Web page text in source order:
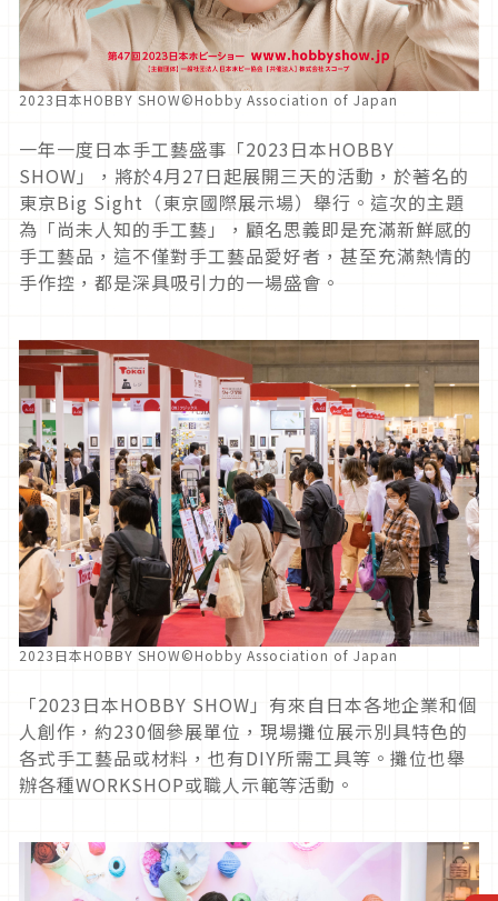
2023日本HOBBY SHOW©Hobby Association of Japan
一年一度日本手工藝盛事「2023 日本HOBBY
SHOW 」，將於4月27日起展開三天的活動，於著名的
東京Big Sight （東京國際展示場）舉行。這次的主題
為「尚未人知的手工藝」，顧名思義即是充滿新鮮感的
手工藝品，這不僅對手工藝品愛好者，甚至充滿熱情的
手作控，都是深具吸引力的一場盛會。
2023日本HOBBY SHOW©Hobby Association of Japan
「2023 日本HOBBY SHOW 」有來自日本各地企業和個
人創作，約230個參展單位，現場攤位展示別具特色的
各式手工藝品或材料，也有DIY所需工具等。攤位也舉
辦各種WORKSHOP或職人示範等活動。